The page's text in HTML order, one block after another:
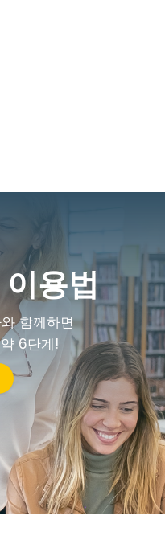
용법
함께하면
6단계!